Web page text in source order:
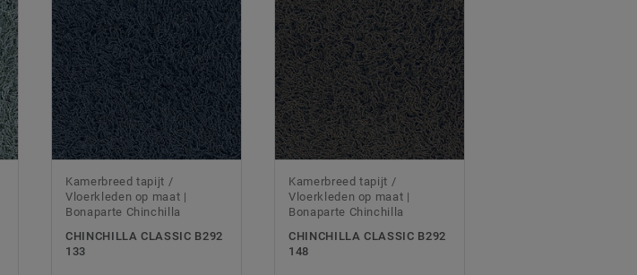
Kamerbreed tapijt /
Vloerkleden op maat |
Bonaparte Chinchilla
CHINCHILLA CLASSIC B292
133
Kamerbreed tapijt /
Vloerkleden op maat |
Bonaparte Chinchilla
CHINCHILLA CLASSIC B292
148